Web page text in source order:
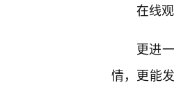
在线
更进
情，更能